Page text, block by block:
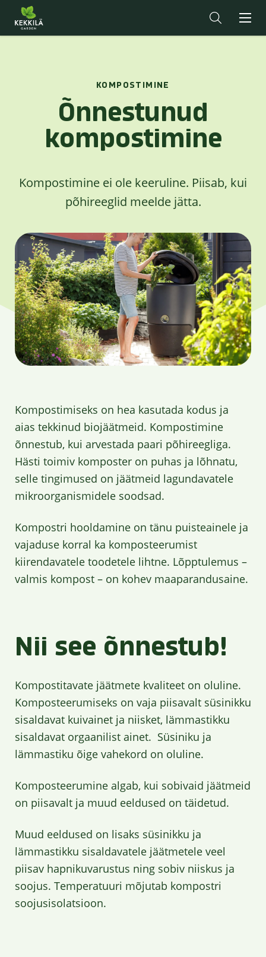
KOMPOSTIMINE
Õnnestunud
kompostimine
Kompostimine ei ole keeruline. Piisab, kui
põhireeglid meelde jätta.
Kompostimiseks on hea kasutada kodus ja
aias tekkinud biojäätmeid. Kompostimine
õnnestub, kui arvestada paari põhireegliga.
Hästi toimiv komposter on puhas ja lõhnatu,
selle tingimused on jäätmeid lagundavatele
mikroorganismidele soodsad.
Kompostri hooldamine on tänu puisteainele ja
vajaduse korral ka komposteerumist
kiirendavatele toodetele lihtne. Lõpptulemus –
valmis kompost – on kohev maaparandusaine.
Nii see õnnestub!
Kompostitavate jäätmete kvaliteet on oluline.
Komposteerumiseks on vaja piisavalt süsinikku
sisaldavat kuivainet ja niisket, lämmastikku
sisaldavat orgaanilist ainet. Süsiniku ja
lämmastiku õige vahekord on oluline.
Komposteerumine algab, kui sobivaid jäätmeid
on piisavalt ja muud eeldused on täidetud.
Muud eeldused on lisaks süsinikku ja
lämmastikku sisaldavatele jäätmetele veel
piisav hapnikuvarustus ning sobiv niiskus ja
soojus. Temperatuuri mõjutab kompostri
soojusisolatsioon.